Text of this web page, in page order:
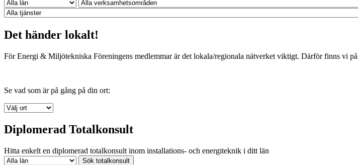
Det händer lokalt!
För Energi & Miljötekniska Föreningens medlemmar är det lokala/regionala nätverket viktigt. Därför finns vi på
Se vad som är på gång på din ort:
Diplomerad Totalkonsult
Hitta enkelt en diplomerad totalkonsult inom installations- och energiteknik i ditt län